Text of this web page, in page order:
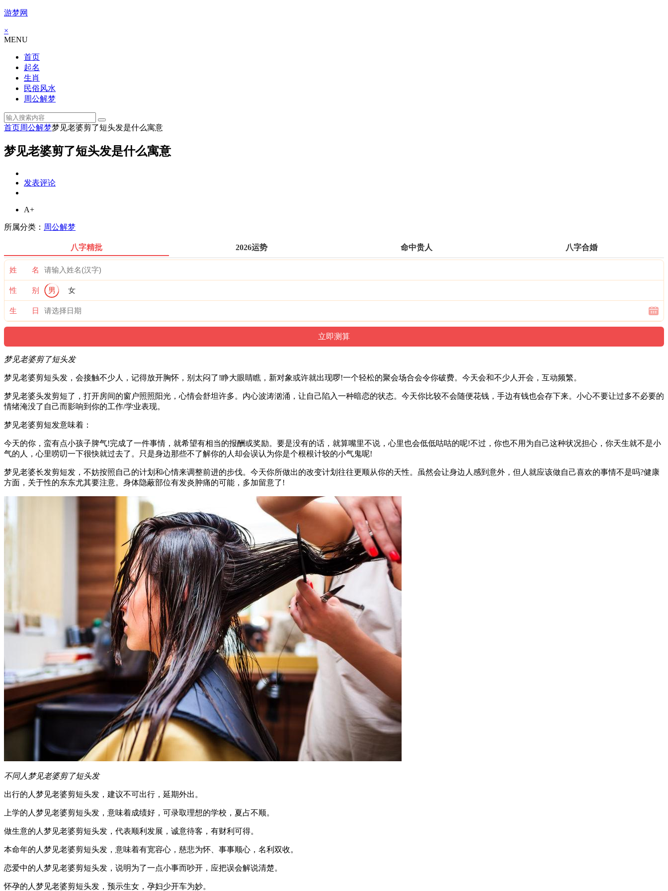
游梦网
×
MENU
首页
起名
生肖
民俗风水
周公解梦
首页周公解梦梦见老婆剪了短头发是什么寓意
梦见老婆剪了短头发是什么寓意
发表评论
A+
所属分类： 周公解梦
八字精批 2026运势 命中贵人 八字合婚
姓 名
性 别 男 女
生 日
梦见老婆剪了短头发
梦见老婆剪短头发，会接触不少人，记得放开胸怀，别太闷了!睁大眼睛瞧，新对象或许就出现啰!一个轻松的聚会场合会令你破费。今天会和不少人开会，互动频繁。
梦见老婆头发剪短了，打开房间的窗户照照阳光，心情会舒坦许多。内心波涛汹涌，让自己陷入一种暗恋的状态。今天你比较不会随便花钱，手边有钱也会存下来。小心不要让过多不必要的
情绪淹没了自己而影响到你的工作/学业表现。
梦见老婆剪短发意味着：
今天的你，蛮有点小孩子脾气!完成了一件事情，就希望有相当的报酬或奖励。要是没有的话，就算嘴里不说，心里也会低低咕咕的呢!不过，你也不用为自己这种状况担心，你天生就不是小
气的人，心里唠叨一下很快就过去了。只是身边那些不了解你的人却会误认为你是个根根计较的小气鬼呢!
梦见老婆长发剪短发，不妨按照自己的计划和心情来调整前进的步伐。今天你所做出的改变计划往往更顺从你的天性。虽然会让身边人感到意外，但人就应该做自己喜欢的事情不是吗?健康
方面，关于性的东东尤其要注意。身体隐蔽部位有发炎肿痛的可能，多加留意了!
不同人梦见老婆剪了短头发
出行的人梦见老婆剪短头发，建议不可出行，延期外出。
上学的人梦见老婆剪短头发，意味着成绩好，可录取理想的学校，夏占不顺。
做生意的人梦见老婆剪短头发，代表顺利发展，诚意待客，有财利可得。
本命年的人梦见老婆剪短头发，意味着有宽容心，慈悲为怀、事事顺心，名利双收。
恋爱中的人梦见老婆剪短头发，说明为了一点小事而吵开，应把误会解说清楚。
怀孕的人梦见老婆剪短头发，预示生女，孕妇少开车为妙。